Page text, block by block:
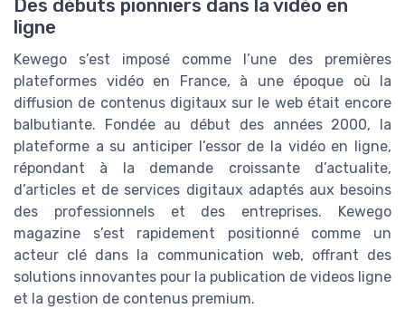
Des débuts pionniers dans la vidéo en
ligne
Kewego s’est imposé comme l’une des premières
plateformes vidéo en France, à une époque où la
diffusion de contenus digitaux sur le web était encore
balbutiante. Fondée au début des années 2000, la
plateforme a su anticiper l’essor de la vidéo en ligne,
répondant à la demande croissante d’actualite,
d’articles et de services digitaux adaptés aux besoins
des professionnels et des entreprises. Kewego
magazine s’est rapidement positionné comme un
acteur clé dans la communication web, offrant des
solutions innovantes pour la publication de videos ligne
et la gestion de contenus premium.